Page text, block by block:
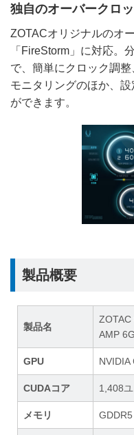
独自のオーバークロ
ZOTACオリジナルのオ
「FireStorm」に対応。
で、簡単にクロック調
モニタリングのほか、
ができます。
製品概要
製品名
AMP
GPU
CUDAコア 1,408
メモリ